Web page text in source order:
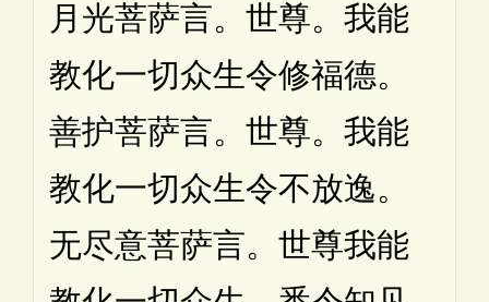
月光菩萨言。世尊。我能
教化一切众生令修福德。
善护菩萨言。世尊。我能
教化一切众生令不放逸。
无尽意菩萨言。世尊我能